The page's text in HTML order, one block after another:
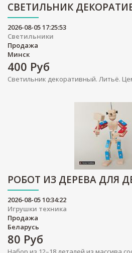
СВЕТИЛЬНИК
2026-08-05 17:25:53
Светильники
Продажа
Минск
400 Руб
Светильник декоративный. Литьё.
РОБОТ ИЗ ДЕРЕВА ДЛЯ
2026-08-05 10:34:22
Игрушки техника
Продажа
Беларусь
80 Руб